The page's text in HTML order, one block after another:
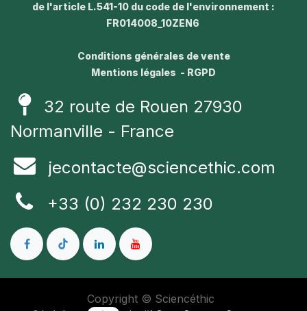
de l'article L.541-10 du code de l'environnement :
FR014008_10ZEN6
Conditions générales de vente
Mentions légales - RGPD
32 route de Rouen 27930
Normanville - France
jecontacte@sciencethic.com
+33 (0) 232 230 230
Copyright © Sciencéthic